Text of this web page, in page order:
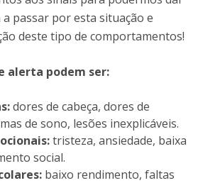
passar por esta situação e
deste tipo de comportamentos!
alerta podem ser:
dores de cabeça, dores de
de sono, lesões inexplicáveis.
tristeza, ansiedade, baixa
social.
baixo rendimento, faltas